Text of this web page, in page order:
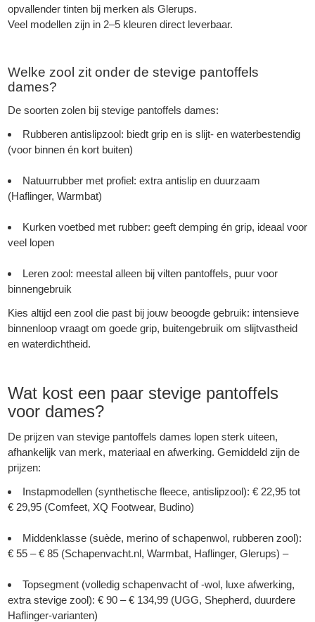
opvallender tinten bij merken als Glerups.
Veel modellen zijn in 2–5 kleuren direct leverbaar.
Welke zool zit onder de stevige pantoffels
dames?
De soorten zolen bij stevige pantoffels dames:
Rubberen antislipzool: biedt grip en is slijt- en waterbestendig
(voor binnen én kort buiten)
Natuurrubber met profiel: extra antislip en duurzaam
(Haflinger, Warmbat)
Kurken voetbed met rubber: geeft demping én grip, ideaal voor
veel lopen
Leren zool: meestal alleen bij vilten pantoffels, puur voor
binnengebruik
Kies altijd een zool die past bij jouw beoogde gebruik: intensieve
binnenloop vraagt om goede grip, buitengebruik om slijtvastheid
en waterdichtheid.
Wat kost een paar stevige pantoffels
voor dames?
De prijzen van stevige pantoffels dames lopen sterk uiteen,
afhankelijk van merk, materiaal en afwerking. Gemiddeld zijn de
prijzen:
Instapmodellen (synthetische fleece, antislipzool): € 22,95 tot
€ 29,95 (Comfeet, XQ Footwear, Budino)
Middenklasse (suède, merino of schapenwol, rubberen zool):
€ 55 – € 85 (Schapenvacht.nl, Warmbat, Haflinger, Glerups) –
Topsegment (volledig schapenvacht of -wol, luxe afwerking,
extra stevige zool): € 90 – € 134,99 (UGG, Shepherd, duurdere
Haflinger-varianten)